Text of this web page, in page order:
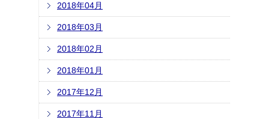
2018年04月
2018年03月
2018年02月
2018年01月
2017年12月
2017年11月